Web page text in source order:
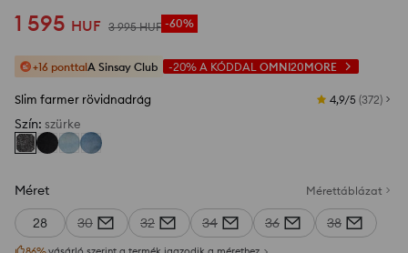
1 595 HUF 3 995 HUF -60%
+16 ponttalA Sinsay Club -20% A KÓDDAL OMNI20MORE
Slim farmer rövidnadrág 4,9/5 (372)
Szín: szürke
Méret Mérettáblázat
28 30 32 34 36 38